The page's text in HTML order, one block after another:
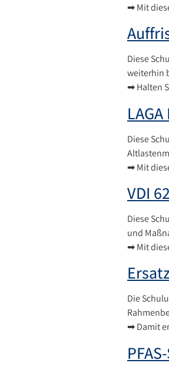
➡ Mit
Diese
weiterhin
➡ Halten
Diese
➡ Mit
VDI
Diese
und
➡ Mit
Die
➡ Damit